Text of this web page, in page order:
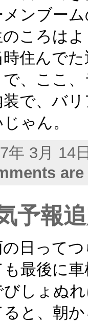
メンブー
のころは
時住んで
で、ここ
装で、バ
ゃん。
年 3月 14
予報
の日って
も最後に
びしょぬ
ると、朝